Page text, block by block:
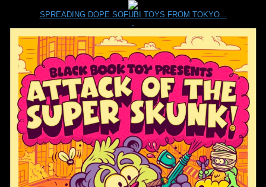
SPREADING DOPE SOFUBI TOYS FROM TOKYO...